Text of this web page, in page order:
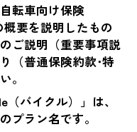
転車向け保険
要を説明したもの
ご説明（重要事項説
（普通保険約款･特
。
（バイクル）」は、
プラン名です。